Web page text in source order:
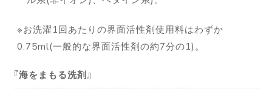
※お洗濯1回あたりの界面活性剤使用料はわずか
0.75ml(一般的な界面活性剤の約7分の1)。
海をまもる洗剤